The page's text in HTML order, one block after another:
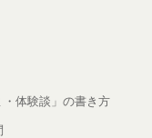
・体験談」の書き方